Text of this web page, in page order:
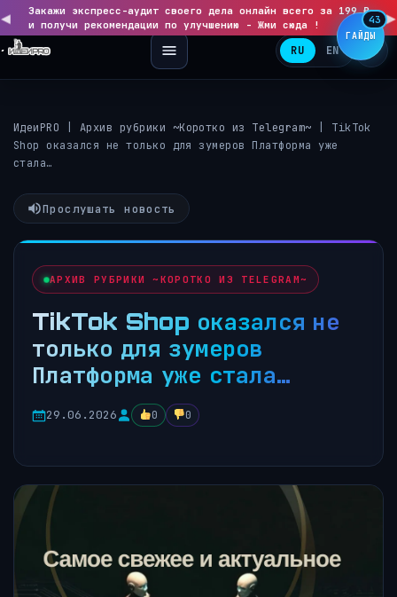
◀
Закажи экспресс-аудит своего дела онлайн всего за 199 ₽
и получи рекомендации по улучшению - Жми сюда !
▶
RU EN
ИдеиPRO Архив рубрики ~Коротко из Telegram~
TikTok
Shop оказался не только для зумеров Платформа уже
стала…
Прослушать новость
АРХИВ РУБРИКИ ~КОРОТКО ИЗ TELEGRAM~
TikTok Shop оказался не
только для зумеров
Платформа уже стала…
29.06.2026 0 0
ГАЙДЫ
43